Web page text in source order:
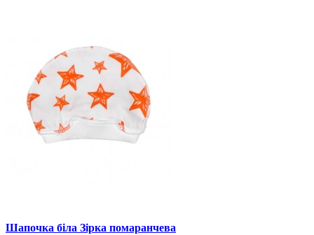
Шапочка біла Зірка помаранчева